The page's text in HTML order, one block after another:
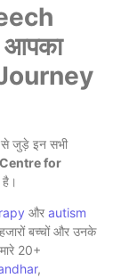
से जुड़े इन सभी
for
और autism
बच्चों और उनके
20+
,